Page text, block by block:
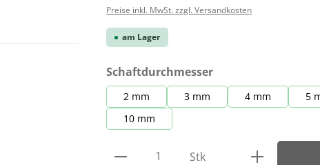
Preise inkl. MwSt. zzgl. Versandkosten
am Lager
Schaftdurchmesserauswählen
2 mm 3 mm 4 mm 5
10 mm
Produkt Anzahl: Gib den
Stk